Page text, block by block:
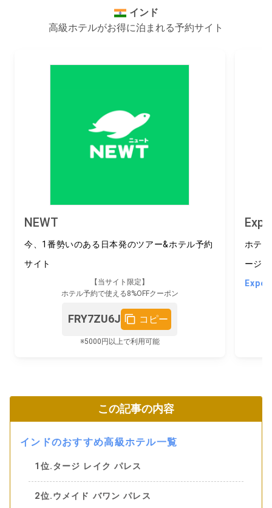
インド
高級ホテルがお得に泊まれる予約サイト
NEWT
今、1番勢いのある日本発のツアー&ホテル予約
サイト
【当サイト限定】
ホテル予約で使える8%OFFクーポン
FRY7ZU6J コピー
※5000円以上で利用可能
ホテ
ージ
この記事の内容
インドのおすすめ高級ホテル一覧
1位.タージ レイク パレス
2位.ウメイド バワン パレス